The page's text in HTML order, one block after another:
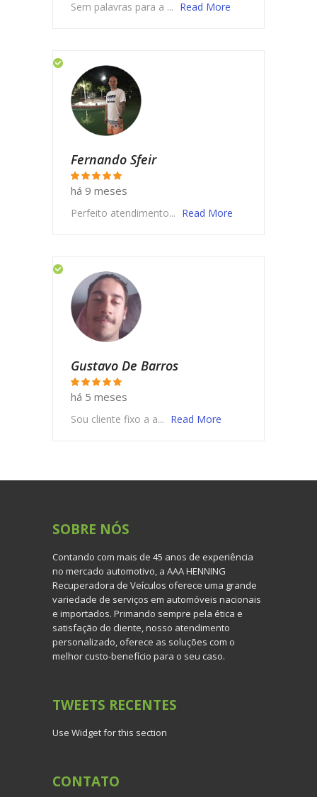
Sem palavras para a ... Read More
Fernando Sfeir
há 9 meses
Perfeito atendimento... Read More
Gustavo De Barros
há 5 meses
Sou cliente fixo a a... Read More
SOBRE NÓS
Contando com mais de 45 anos de experiência
no mercado automotivo, a AAA HENNING
Recuperadora de Veículos oferece uma grande
variedade de serviços em automóveis nacionais
e importados. Primando sempre pela ética e
satisfação do cliente, nosso atendimento
personalizado, oferece as soluções com o
melhor custo-benefício para o seu caso.
TWEETS RECENTES
Use Widget for this section
CONTATO